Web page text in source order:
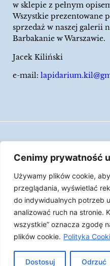
Cenimy prywatność
Używamy plików cookie,
przeglądania, wyświetlać
do indywidualnych potrzeb
analizować ruch na stronie.
wszystkie” oznacza zgodę
plików cookie. Polityka
Dostosuj Odrzuć
w sklepie z pełnym
Wszystkie prezentowane
sprzedaż w naszej galerii
Barbakanie w Warszawie.
Jacek Kiliński
e-mail:
LAPIDARIUM Jacka
epizodem w
Made